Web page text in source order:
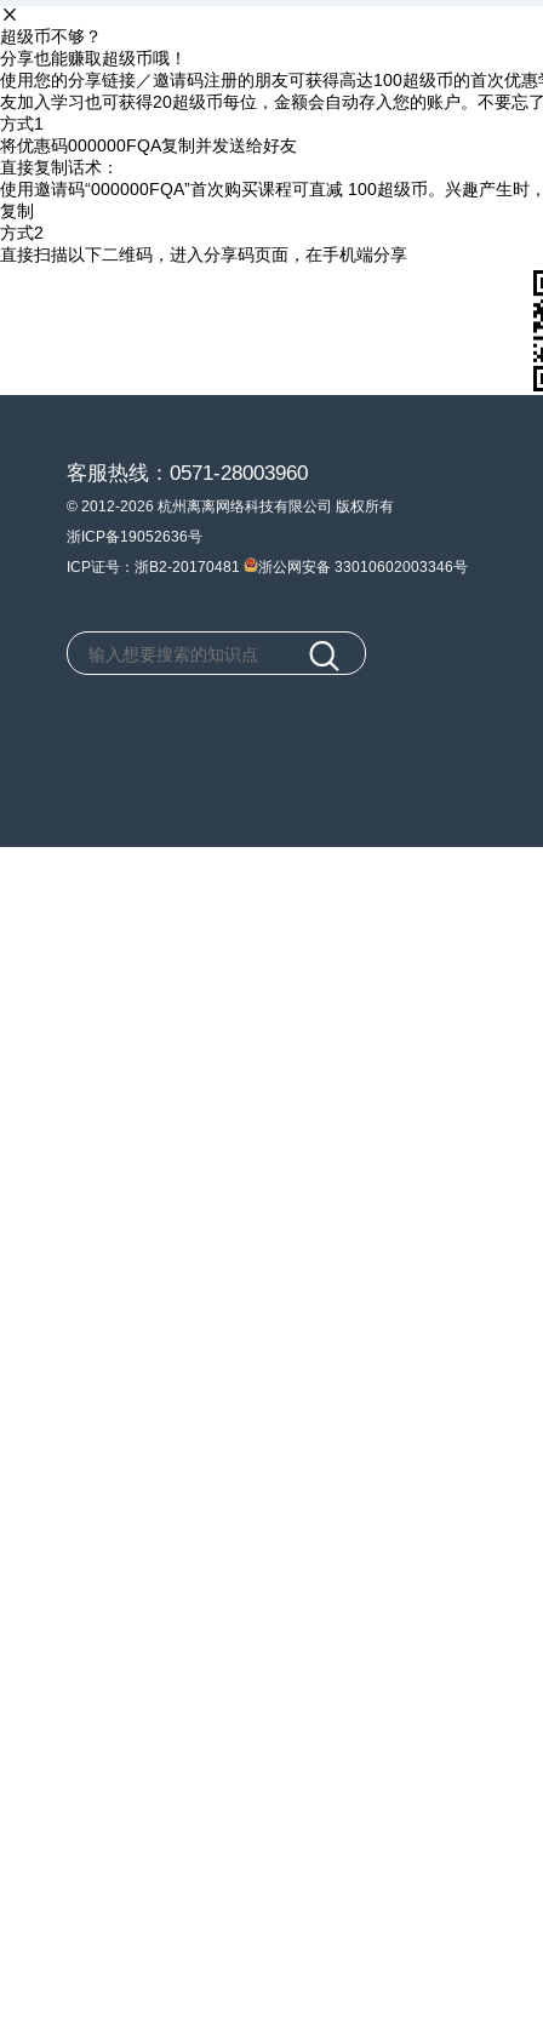
超级币不够？
分享也能赚取超级币哦！
使用您的分享链接／邀请码注册的朋友可获得高达100超级币的首次优
友加入学习也可获得20超级币每位，金额会自动存入您的账户。不要忘
方式1
将优惠码000000FQA复制并发送给好友
直接复制话术：
使用邀请码“000000FQA”首次购买课程可直减 100超级币。兴趣产生时
复制
方式2
直接扫描以下二维码，进入分享码页面，在手机端分享
客服热线：0571-28003960
© 2012-2026 杭州离离网络科技有限公司 版权所有
浙ICP备19052636号
ICP证号：浙B2-20170481
浙公网安备 33010602003346号